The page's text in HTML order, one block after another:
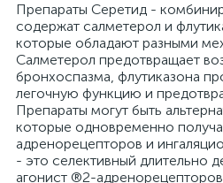
Препараты Серетид -
содержат салметерол и
которые обладают разными
Салметерол предотвращает
бронхоспазма, флутиказона
легочную функцию и
Препараты могут быть
которые одновременно
адренорецепторов и
- это селективный длительно
агонист ®2-